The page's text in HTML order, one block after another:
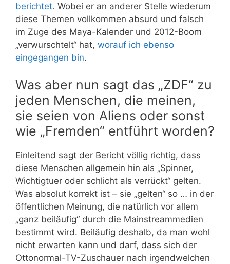
berichtet. Wobei er an anderer Stelle wiederum
diese Themen vollkommen absurd und falsch
im Zuge des Maya-Kalender und 2012-Boom
„verwurschtelt“ hat, worauf ich ebenso
eingegangen bin.
Was aber nun sagt das „ZDF“ zu
jeden Menschen, die meinen,
sie seien von Aliens oder sonst
wie „Fremden“ entführt worden?
Einleitend sagt der Bericht völlig richtig, dass
diese Menschen allgemein hin als „Spinner,
Wichtigtuer oder schlicht als verrückt“ gelten.
Was absolut korrekt ist – sie „gelten“ so … in der
öffentlichen Meinung, die natürlich vor allem
„ganz beiläufig“ durch die Mainstreammedien
bestimmt wird. Beiläufig deshalb, da man wohl
nicht erwarten kann und darf, dass sich der
Ottonormal-TV-Zuschauer nach irgendwelchen